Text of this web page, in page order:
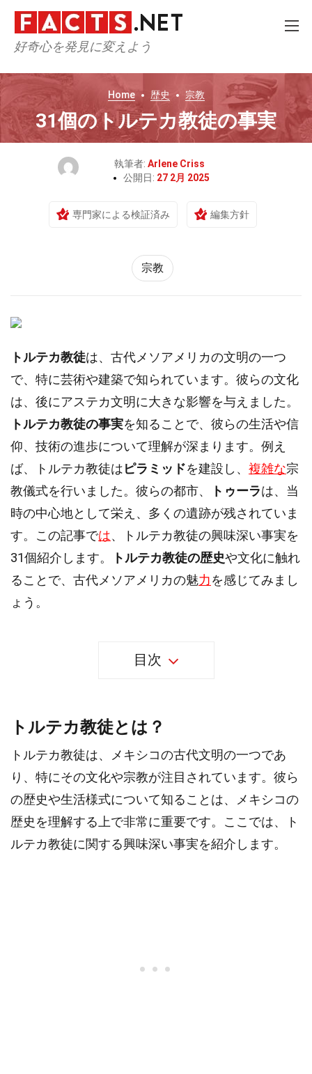
好奇心を発見に変えよう
Home 歴史 宗教
31個のトルテカ教徒の事実
執筆者: Arlene Criss
公開日: 27 2月 2025
専門家による検証済み 編集方針
宗教
トルテカ教徒は、古代メソアメリカの文明の一つ
で、特に芸術や建築で知られています。彼らの文化
は、後にアステカ文明に大きな影響を与えました。
トルテカ教徒の事実を知ることで、彼らの生活や信
仰、技術の進歩について理解が深まります。例え
ば、トルテカ教徒はピラミッドを建設し、 複雑な宗
教儀式を行いました。彼らの都市、
トゥーラは、当
時の中心地として栄え、多くの遺跡が残されていま
す。この記事では、トルテカ教徒の興味深い事実を
31個紹介します。
トルテカ教徒の歴史や文化に触れ
ることで、古代メソアメリカの魅力を感じてみまし
ょう。
目次
トルテカ教徒とは？
トルテカ教徒は、メキシコの古代文明の一つであ
り、特にその文化や宗教が注目されています。彼ら
の歴史や生活様式について知ることは、メキシコの
歴史を理解する上で非常に重要です。ここでは、ト
ルテカ教徒に関する興味深い事実を紹介します。